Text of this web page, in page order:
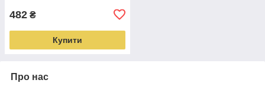
482 ₴
Купити
Про нас